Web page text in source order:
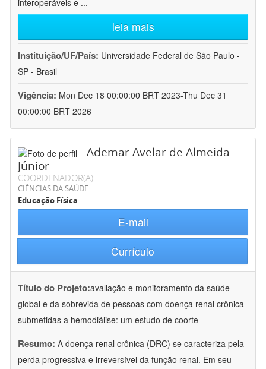
interoperáveis e ...
leia mais
Instituição/UF/País: Universidade Federal de São Paulo -
SP - Brasil
Vigência: Mon Dec 18 00:00:00 BRT 2023-Thu Dec 31
00:00:00 BRT 2026
Ademar Avelar de Almeida
Júnior
COORDENADOR(A)
CIÊNCIAS DA SAÚDE
Educação Física
E-mail
Currículo
Título do Projeto:avaliação e monitoramento da saúde
global e da sobrevida de pessoas com doença renal crônica
submetidas a hemodiálise: um estudo de coorte
Resumo: A doença renal crônica (DRC) se caracteriza pela
perda progressiva e irreversível da função renal. Em seu